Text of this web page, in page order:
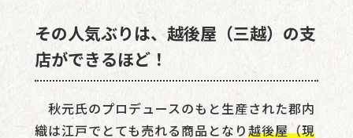
その人気ぶりは、越後屋（三越）の支
店ができるほど！
秋元氏のプロデュースのもと生産された郡内
織は江戸でとても売れる商品となり越後屋（現